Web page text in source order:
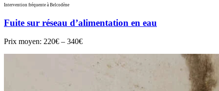
Intervention fréquente à Belcodène
Fuite sur réseau d’alimentation en eau
Prix moyen: 220€ – 340€